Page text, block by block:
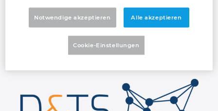
Ihre Unternehmensdaten bieten und wie Sie
dieses Potenzial gewinnbringend nutzen.
D&TS bietet kommunikationsfähige
Materialstammdaten für die Industrie und
Plattformen. Wir machen Sie fit für die
IndonesienNotwendige akzeptieren Alle akzeptieren
Cookie-Einstellungen